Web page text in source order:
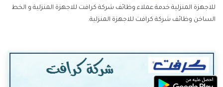
للاجهزة المنزلية خدمة عملاء وظائف شركة كرافت للاجهزة المنزلية و الخط
الساخن وظائف شركة كرافت للاجهزة المنزلية.